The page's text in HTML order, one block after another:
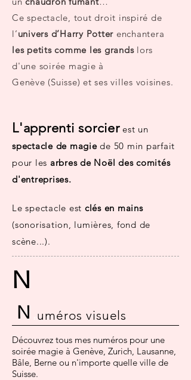
Ce spectacle, tout droit inspiré de
l’univers d’Harry Potter enchantera
les petits comme les grands lors
d'une soirée magie à
Genève (Suisse) et ses villes voisines.
L'apprenti sorcier est un
spectacle de magiede 50 min parfait
pour les arbres de Noël des comités
d'entreprises.
Le spectacle est clés en mains
(sonorisation, lumières, fond de
scène...).
uméros visuels
N
N
Découvrez tous mes numéros pour une
soirée magie à Genève, Zurich, Lausanne,
Bâle, Berne ou n'importe quelle ville de
Suisse.